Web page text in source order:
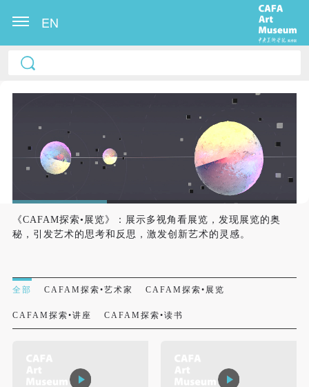
EN
《CAFAM探索•展览》：展示多视角看展览，发现展览的奥
秘，引发艺术的思考和反思，激发创新艺术的灵感。
全部 CAFAM探索•艺术家 CAFAM探索•展览
CAFAM探索•讲座 CAFAM探索•读书